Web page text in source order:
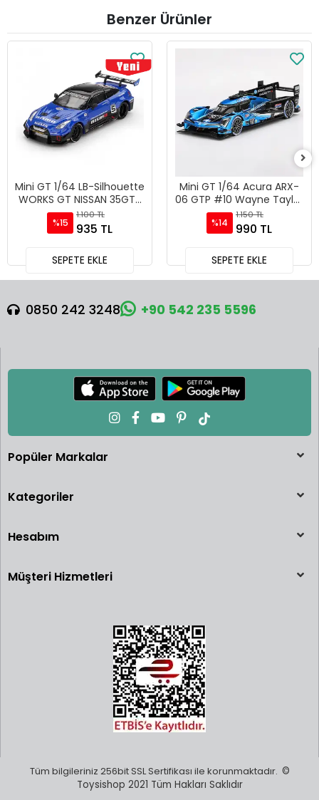
Benzer Ürünler
Mini GT 1/64 LB-Silhouette
WORKS GT NISSAN 35GT-
RR Ver.2 Blue - Blister
Paket MGT01124-BL
%15
1.100 TL
935 TL
SEPETE EKLE
Mini GT 1/64 Acura ARX-
06 GTP #10 Wayne Taylor
Racing with Andretti 2024
IMSA Daytona 24 Hrs -
MGT01056
%14
1.150 TL
990 TL
SEPETE EKLE
0850 242 3248 +90 542 235 5596
Popüler Markalar
Kategoriler
Hesabım
Müşteri Hizmetleri
Tüm bilgileriniz 256bit SSL Sertifikası ile korunmaktadır. ©
Toysishop 2021 Tüm Hakları Saklıdır